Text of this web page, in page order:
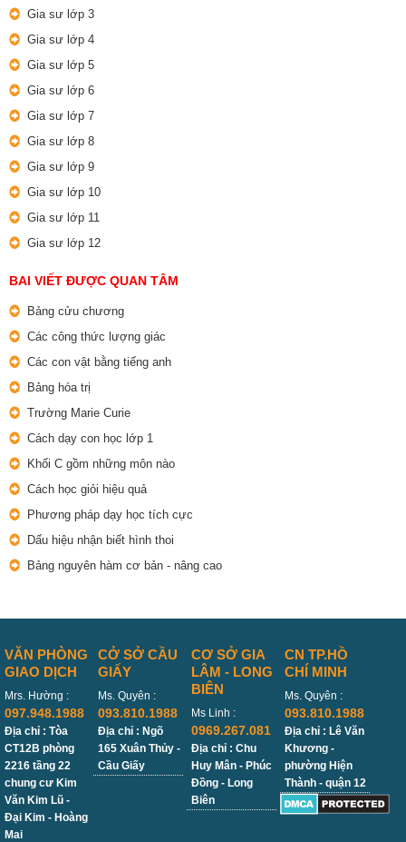
Gia sư lớp 3
Gia sư lớp 4
Gia sư lớp 5
Gia sư lớp 6
Gia sư lớp 7
Gia sư lớp 8
Gia sư lớp 9
Gia sư lớp 10
Gia sư lớp 11
Gia sư lớp 12
BAI VIẾT ĐƯỢC QUAN TÂM
Bảng cửu chương
Các công thức lượng giác
Các con vật bằng tiếng anh
Bảng hóa trị
Trường Marie Curie
Cách dạy con học lớp 1
Khối C gồm những môn nào
Cách học giỏi hiệu quả
Phương pháp dạy học tích cực
Dấu hiệu nhận biết hình thoi
Bảng nguyên hàm cơ bản - nâng cao
VĂN PHÒNG
GIAO DỊCH
Mrs. Hường :
097.948.1988
Địa chỉ : Tòa
CT12B phòng
2216 tầng 22
chung cư Kim
Văn Kim Lũ -
Đại Kim - Hoàng
Mai
CỞ SỞ CẦU
GIẤY
Ms. Quyên :
093.810.1988
Địa chỉ : Ngõ
165 Xuân Thủy -
Cầu Giấy
CƠ SỞ GIA
LÂM - LONG
BIÊN
Ms Linh :
0969.267.081
Địa chỉ : Chu
Huy Mân - Phúc
Đồng - Long
Biên
CN TP.HỒ
CHÍ MINH
Ms. Quyên :
093.810.1988
Địa chỉ : Lê Văn
Khương -
phường Hiện
Thành - quận 12